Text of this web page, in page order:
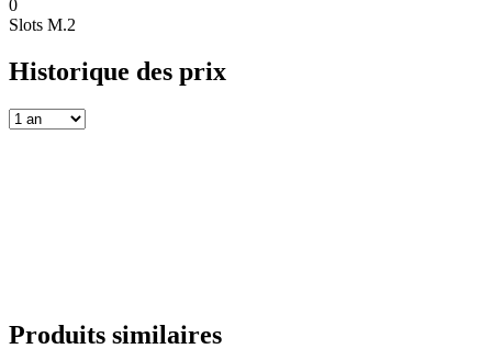
0
Slots M.2
Historique des prix
Produits similaires